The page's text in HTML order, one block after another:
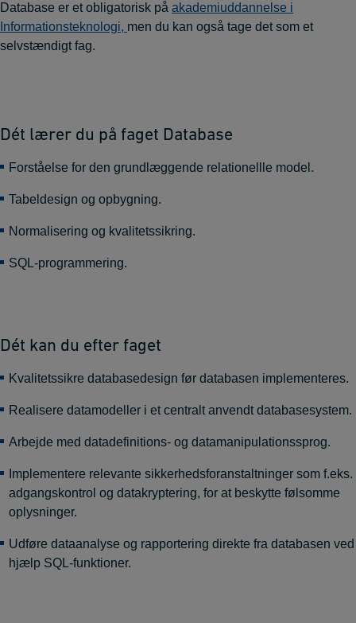
Database er et obligatorisk på akademiuddannelse i
Informationsteknologi, men du kan også tage det som et
selvstændigt fag.
Dét lærer du på faget Database
Forståelse for den grundlæggende relationellle model.
Tabeldesign og opbygning.
Normalisering og kvalitetssikring.
SQL-programmering.
Dét kan du efter faget
Kvalitetssikre databasedesign før databasen implementeres.
Realisere datamodeller i et centralt anvendt databasesystem.
Arbejde med datadefinitions- og datamanipulationssprog.
Implementere relevante sikkerhedsforanstaltninger som f.eks.
adgangskontrol og datakryptering, for at beskytte følsomme
oplysninger.
Udføre dataanalyse og rapportering direkte fra databasen ved
hjælp SQL-funktioner.